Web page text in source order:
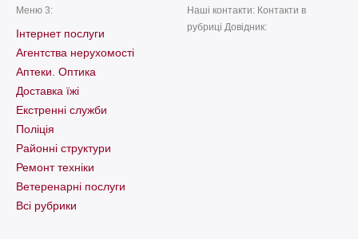
Меню 3:
Інтернет послуги
Агентства нерухомості
Аптеки. Оптика
Доставка їжі
Екстренні служби
Поліція
Районні структури
Ремонт техніки
Ветеренарні послуги
Всі рубрики
Наші контакти: Контакти в
рубриці Довідник: